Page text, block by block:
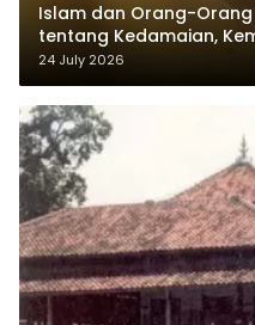
Islam dan Orang-
tentang Kedamaian,
dalam Pemikiran
24 July 2026